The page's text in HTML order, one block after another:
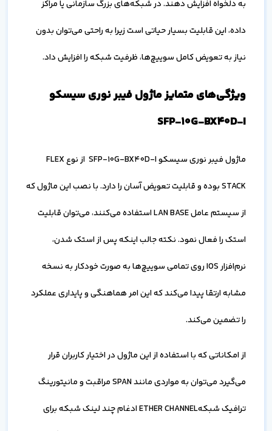
به دلخواه افزایش دهند. در شبکه‌های بزرگ سازمانی یا مراکز
داده، این قابلیت بسیار حیاتی است زیرا به راحتی می‌توان بدون
نیاز به تعویض کامل سوییچ‌ها، ظرفیت شبکه را افزایش داد.
ویژگی‌های متمایز ماژول فیبر نوری سیسکو
SFP-10G-BX40D-I
ماژول فیبر نوری سیسکو SFP-10G-BX40D-I از نوع FLEX
STACK بوده و قابلیت تعویض آسان را دارد. با نصب این ماژول که
از سیستم عامل LAN BASE استفاده می‌کنند، می‌توان قابلیت
استک را فعال نمود. نکته جالب اینکه پس از استک شدن،
نرم‌افزار IOS روی تمامی سوییچ‌ها به صورت خودکار به نسخه
مشابه ارتقا پیدا می‌کند که این امر هماهنگی و پایداری عملکرد
را تضمین می‌کند.
از امکاناتی که با استفاده از این ماژول در اختیار کاربران قرار
می‌گیرد می‌توان به مواردی مانند SPAN مراقبت و مانیتورینگ
ترافیک شبکهETHER CHANNEL ادغام چند لینک شبکه برای